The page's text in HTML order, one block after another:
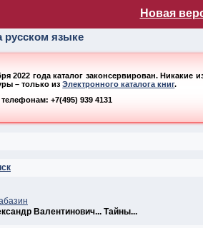
Новая
русском языке
2022 года каталог законсервирован.
– только изЭлектронного каталога книг.
+7(495) 939 4131
Валентинович... Тайны...